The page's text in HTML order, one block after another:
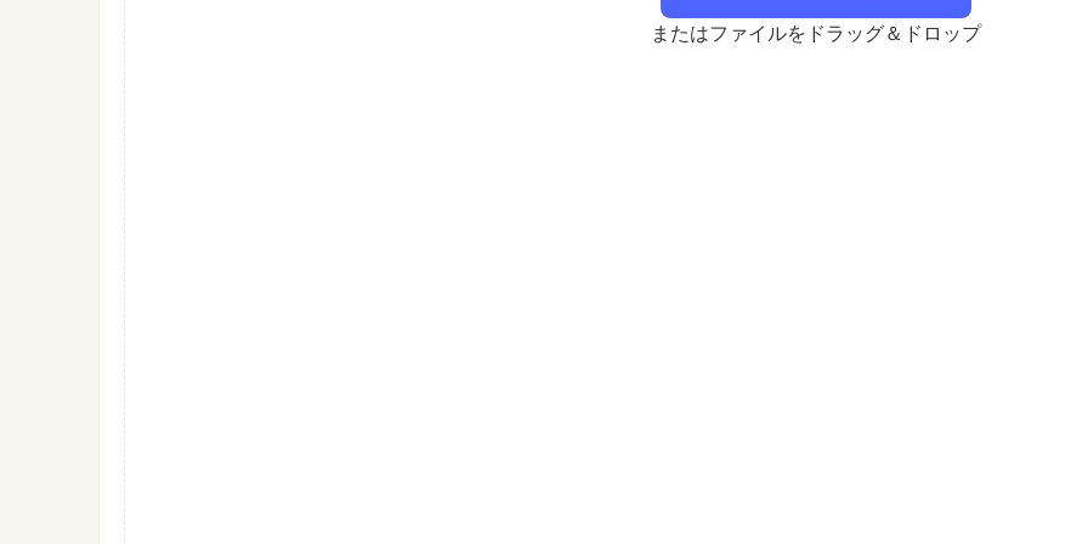
またはファイルをドラッグ＆ドロップ